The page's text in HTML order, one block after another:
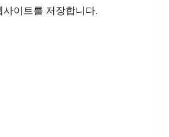
이트를 저장합니다.